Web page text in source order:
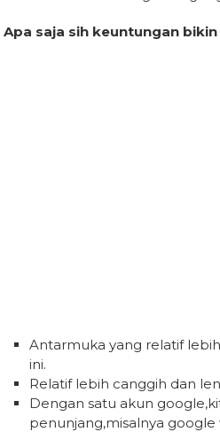
Apa saja sih keuntungan
Antarmuka yang relatif
ini.
Relatif lebih canggih dan
Dengan satu akun
penunjang,misalnya